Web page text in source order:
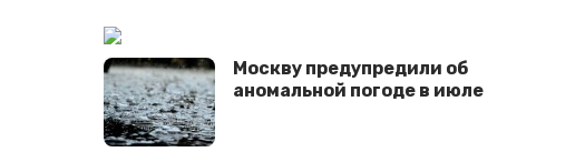
Москву предупредили об
аномальной погоде в июле